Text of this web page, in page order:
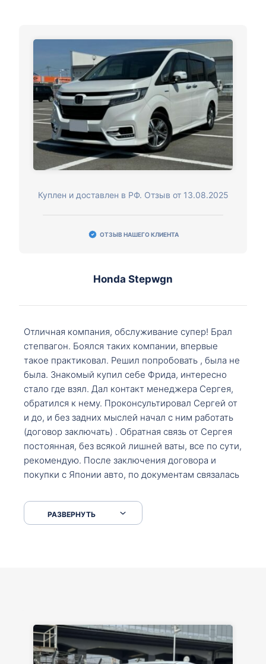
Куплен и доставлен в РФ. Отзыв от 13.08.2025
ОТЗЫВ НАШЕГО КЛИЕНТА
Honda Stepwgn
Отличная компания, обслуживание супер! Брал
степвагон. Боялся таких компании, впервые
такое практиковал. Решил попробовать , была не
была. Знакомый купил себе Фрида, интересно
стало где взял. Дал контакт менеджера Сергея,
обратился к нему. Проконсультировал Сергей от
и до, и без задних мыслей начал с ним работать
(договор заключать) . Обратная связь от Сергея
постоянная, без всякой лишней ваты, все по сути,
рекомендую. После заключения договора и
покупки с Японии авто, по документам связалась
что заполнить, куда зайти, образцы и т.д. После
приехал за авто. Меня тепло встретили Сергей с
РАЗВЕРНУТЬ